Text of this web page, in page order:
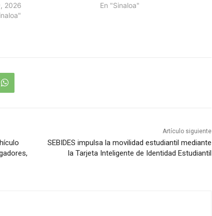
2026
En "Sinaloa"
Artículo siguiente
SEBIDES impulsa la movilidad estudiantil mediante
la Tarjeta Inteligente de Identidad Estudiantil